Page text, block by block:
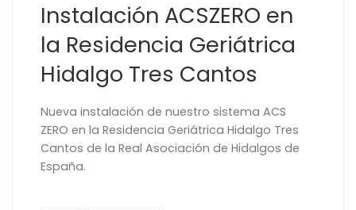
Instalación ACSZERO en
la Residencia Geriátrica
Hidalgo Tres Cantos
Nueva instalación de nuestro sistema ACS
ZERO en la Residencia Geriátrica Hidalgo Tres
Cantos de la Real Asociación de Hidalgos de
España.